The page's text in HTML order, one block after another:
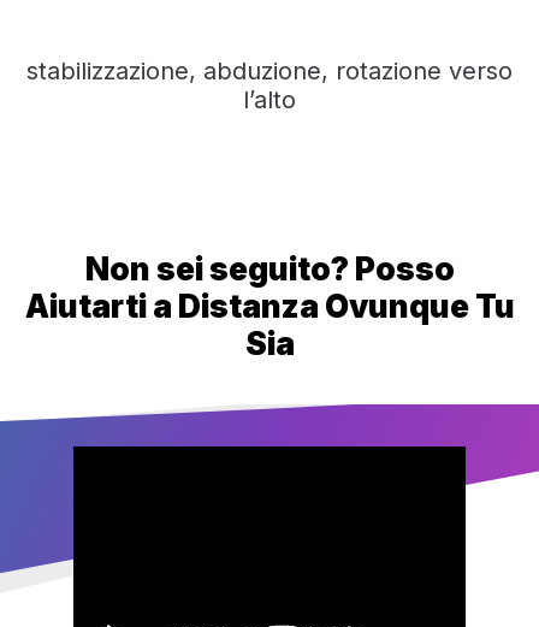
stabilizzazione, abduzione, rotazione verso
l’alto
Non sei seguito? Posso
Aiutarti a Distanza Ovunque Tu
Sia